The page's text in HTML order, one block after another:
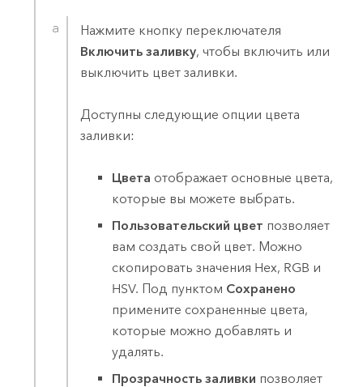
Нажмите кнопку переключателя
Включить заливку, чтобы включить или
выключить цвет заливки.
Доступны следующие опции цвета
заливки:
Цвета отображает основные цвета,
которые вы можете выбрать.
Пользовательский цвет позволяет
вам создать свой цвет. Можно
скопировать значения Hex, RGB и
HSV. Под пунктом Сохранено
примените сохраненные цвета,
которые можно добавлять и
удалять.
Прозрачность заливки позволяет